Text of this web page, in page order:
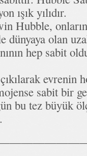
ışık yılıdır.
onların
dünyaya olan
hep sabit
evrenin
sabit bir
bu tez büyük